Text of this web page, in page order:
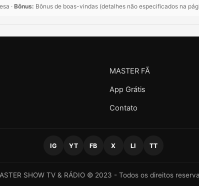
· Bônus: Bônus de boas-vindas (detalhes não especificados na
MASTER FÃ
App Grátis
Contato
IG YT FB X LI TT
SHOW TV & RÁDIO © 2023 - Todos os direitos